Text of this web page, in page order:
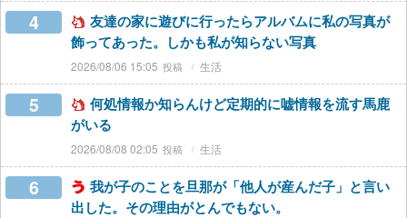
4
友達の家に遊びに行ったらアルバムに私の写真が
飾ってあった。しかも私が知らない写真
2026/08/06 15:05 生活
5
何処情報か知らんけど定期的に嘘情報を流す馬鹿
がいる
2026/08/08 02:05 生活
6
我が子のことを旦那が「他人が産んだ子」と言い
出した。その理由がとんでもない。